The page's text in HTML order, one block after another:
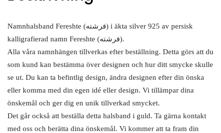
Namnhalsband Fereshte (فرشته) i äkta silver 925 av persisk
kalligrafierad namn Fereshte (فرشته).
Alla våra namnhängen tillverkas efter beställning. Detta görs att du
som kund kan bestämma över designen och hur ditt smycke skulle
se ut. Du kan ta befintlig design, ändra designen efter din önska
eller komma med din egen idé eller design. Vi tillämpar dina
önskemål och ger dig en unik tillverkad smycket.
Det går också att beställa detta halsband i guld. Ta gärna kontakt
med oss och berätta dina önskemål. Vi kommer att ta fram din